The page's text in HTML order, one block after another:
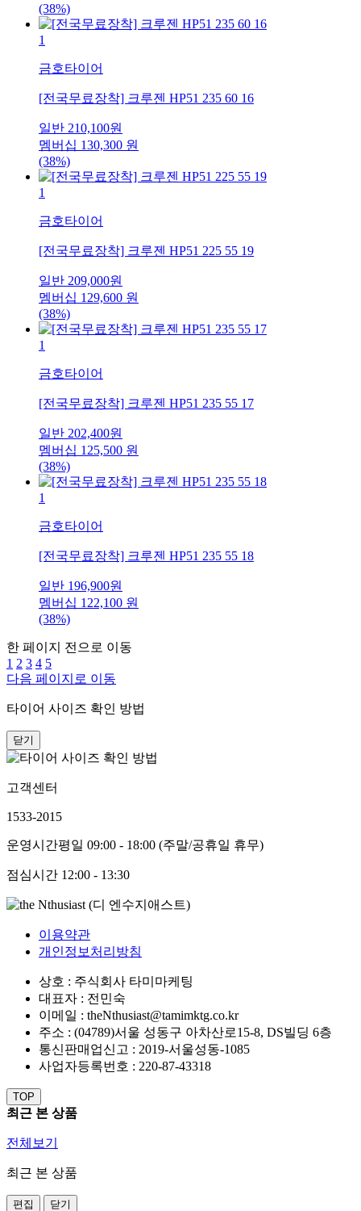
(38%)
1
금호타이어
[전국무료장착] 크루젠 HP51 235 60 16
일반 210,100원
멤버십 130,300 원
(38%)
1
금호타이어
[전국무료장착] 크루젠 HP51 225 55 19
일반 209,000원
멤버십 129,600 원
(38%)
1
금호타이어
[전국무료장착] 크루젠 HP51 235 55 17
일반 202,400원
멤버십 125,500 원
(38%)
1
금호타이어
[전국무료장착] 크루젠 HP51 235 55 18
일반 196,900원
멤버십 122,100 원
(38%)
한 페이지 전으로 이동
1 2 3 4 5
다음 페이지로 이동
타이어 사이즈 확인 방법
닫기
고객센터
1533-2015
운영시간평일 09:00 - 18:00 (주말/공휴일 휴무)
점심시간 12:00 - 13:30
이용약관
개인정보처리방침
상호 : 주식회사 타미마케팅
대표자 : 전민숙
이메일 : theNthusiast@tamimktg.co.kr
주소 : (04789)서울 성동구 아차산로15-8, DS빌딩 6층
통신판매업신고 : 2019-서울성동-1085
사업자등록번호 : 220-87-43318
TOP
최근 본 상품
전체보기
최근 본 상품
편집 닫기